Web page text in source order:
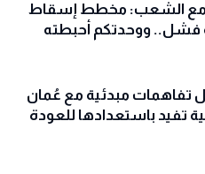
مع الشعب: مخطط إسقاط
تفاهمات مبدئية مع عُمان
تفيد باستعدادها للعودة